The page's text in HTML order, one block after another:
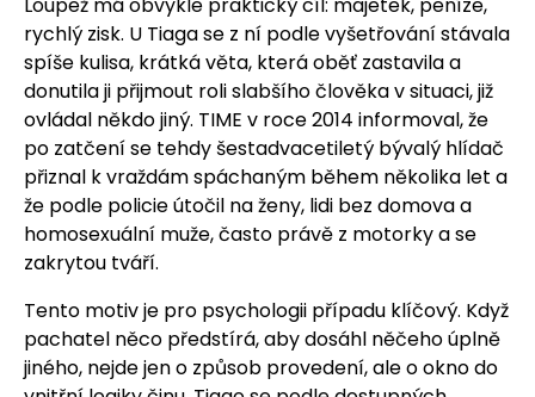
rychlý zisk. U Tiaga se z ní podle vyšetřování stávala
spíše kulisa, krátká věta, která oběť zastavila a
donutila ji přijmout roli slabšího člověka v situaci, již
ovládal někdo jiný. TIME v roce 2014 informoval, že
po zatčení se tehdy šestadvacetiletý bývalý hlídač
přiznal k vraždám spáchaným během několika let a
že podle policie útočil na ženy, lidi bez domova a
homosexuální muže, často právě z motorky a se
zakrytou tváří.
Tento motiv je pro psychologii případu klíčový. Když
pachatel něco předstírá, aby dosáhl něčeho úplně
jiného, nejde jen o způsob provedení, ale o okno do